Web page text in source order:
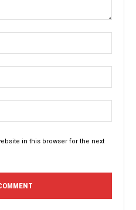
in this browser for the next